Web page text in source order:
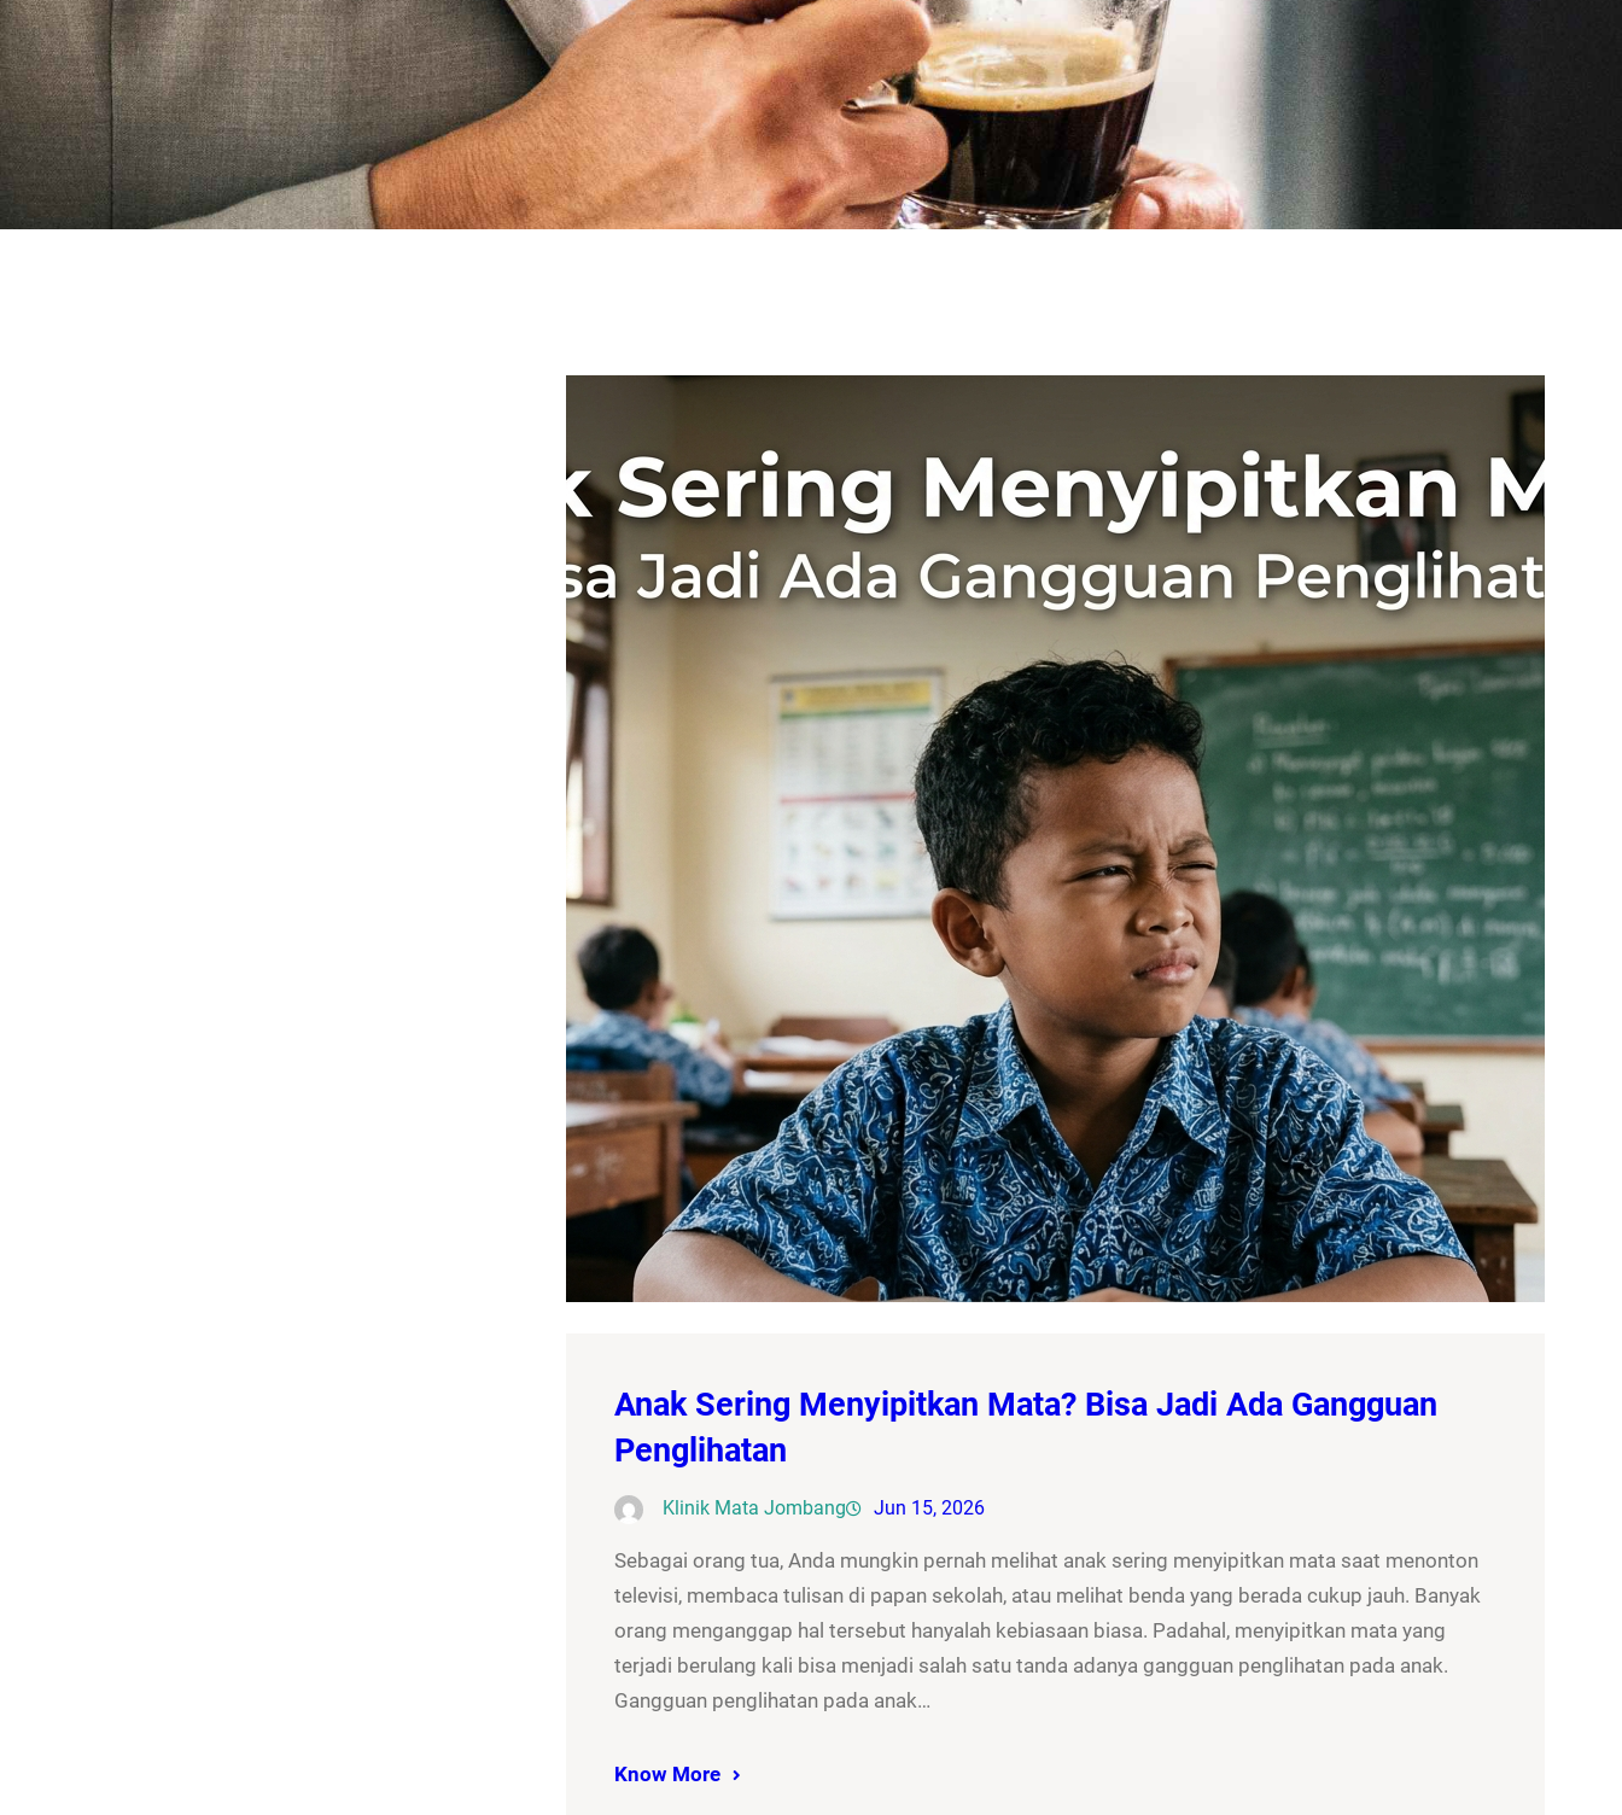
Anak Sering Menyipitkan Mata? Bisa Jadi Ada Gangguan
Penglihatan
Klinik Mata Jombang Jun 15, 2026
Sebagai orang tua, Anda mungkin pernah melihat anak sering menyipitkan mata saat menonton
televisi, membaca tulisan di papan sekolah, atau melihat benda yang berada cukup jauh. Banyak
orang menganggap hal tersebut hanyalah kebiasaan biasa. Padahal, menyipitkan mata yang
terjadi berulang kali bisa menjadi salah satu tanda adanya gangguan penglihatan pada anak.
Gangguan penglihatan pada anak…
Know More